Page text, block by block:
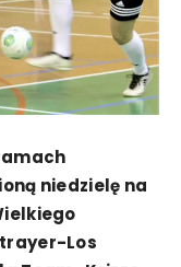
niedzielę na
Los